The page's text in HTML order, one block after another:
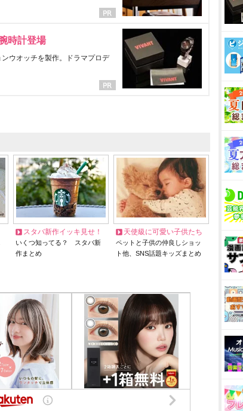
時計登場
ウオッチを製作。ドラマプロデ
スタバ新作イッキ見せ！
いくつ知ってる？ スタバ新
作まとめ
天使級に可愛い子供たち
ペットと子供の仲良しショッ
ト他、SNS話題キッズまとめ